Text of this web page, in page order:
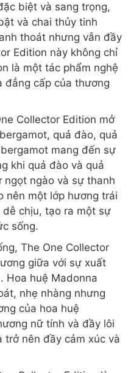
biệt và sang trọng,
và chai thủy tinh
thoát nhưng vẫn đầy
Edition này không chỉ
là một tác phẩm nghệ
đẳng cấp của thương
Collector Edition mở
quả đào, quả
mang đến sự
khi quả đào và quả
ngọt ngào và sự thanh
nên một lớp hương trái
chịu, tạo ra một sự
sống.
The One Collector
giữa với sự xuất
Hoa huệ Madonna
nhẹ nhàng nhưng
của hoa huệ
nữ tính và đầy lôi
trở nên đầy cảm xúc và